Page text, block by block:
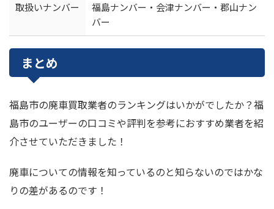
取扱いナンバー
福島ナンバー・会津ナンバー・郡山ナン
バー
まとめ
福島市の廃車買取業者のランキングはいかがでしたか？福
島市のユーザーの口コミや評判を参考におすすめ業者を紹
介させていただきました！
廃車についての情報を知っているのと知らないのではかな
りの差があるのです！